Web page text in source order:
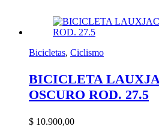
Bicicletas, Ciclismo
BICICLETA
OSCURO ROD. 27.5
$ 10.900,00